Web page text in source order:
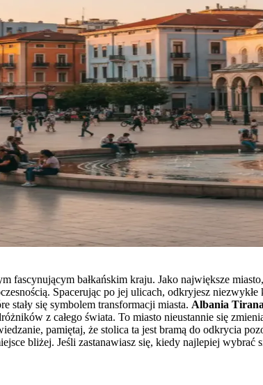
bałkańskim kraju. Jako największe
Spacerując po jej ulicach, odkryjesz
stały się symbolem transformacji miasta. Albania Tirana
z całego świata. To miasto nieustannie się
pamiętaj, że stolica ta jest bramą do odkrycia
bliżej. Jeśli zastanawiasz się, kiedy najlepiej wybrać